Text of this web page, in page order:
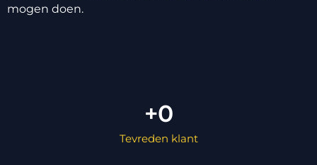
mogen doen.
Tevreden klant
+0